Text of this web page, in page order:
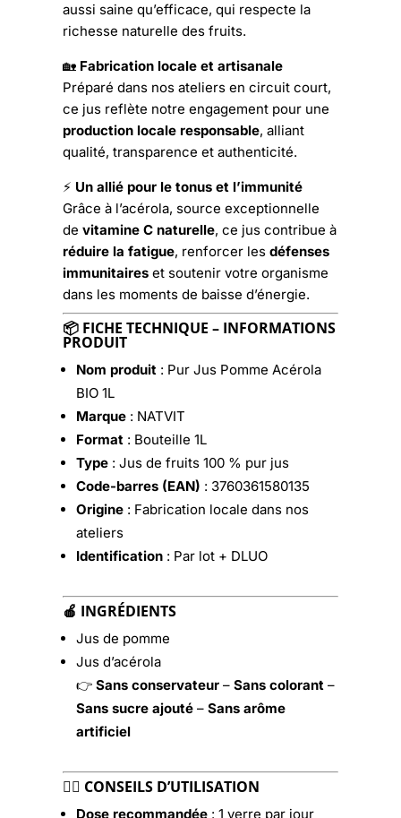
aussi saine qu’efficace, qui respecte la
richesse naturelle des fruits.
🏡 Fabrication locale et artisanale
Préparé dans nos ateliers en circuit court,
ce jus reflète notre engagement pour une
production locale responsable, alliant
qualité, transparence et authenticité.
⚡ Un allié pour le tonus et l’immunité
Grâce à l’acérola, source exceptionnelle
de vitamine C naturelle, ce jus contribue à
réduire la fatigue, renforcer les défenses
immunitaireset soutenir votre organisme
dans les moments de baisse d’énergie.
📦 FICHE TECHNIQUE – INFORMATIONS
PRODUIT
Nom produit: Pur Jus Pomme Acérola
BIO 1L
Marque: NATVIT
Format: Bouteille 1L
Type: Jus de fruits 100 % pur jus
Code-barres (EAN) : 3760361580135
Origine: Fabrication locale dans nos
ateliers
Identification: Par lot + DLUO
🍎 INGRÉDIENTS
Jus de pomme
Jus d’acérola
👉 Sans conservateur– Sans colorant–
Sans sucre ajouté– Sans arôme
artificiel
👩‍⚕️ CONSEILS D’UTILISATION
Dose recommandée: 1 verre par jour